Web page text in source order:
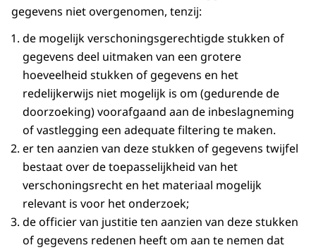
gegevens niet overgenomen, tenzij:
de mogelijk verschoningsgerechtigde stukken of
gegevens deel uitmaken van een grotere
hoeveelheid stukken of gegevens en het
redelijkerwijs niet mogelijk is om (gedurende de
doorzoeking) voorafgaand aan de inbeslagneming
of vastlegging een adequate filtering te maken.
er ten aanzien van deze stukken of gegevens twijfel
bestaat over de toepasselijkheid van het
verschoningsrecht en het materiaal mogelijk
relevant is voor het onderzoek;
de officier van justitie ten aanzien van deze stukken
of gegevens redenen heeft om aan te nemen dat